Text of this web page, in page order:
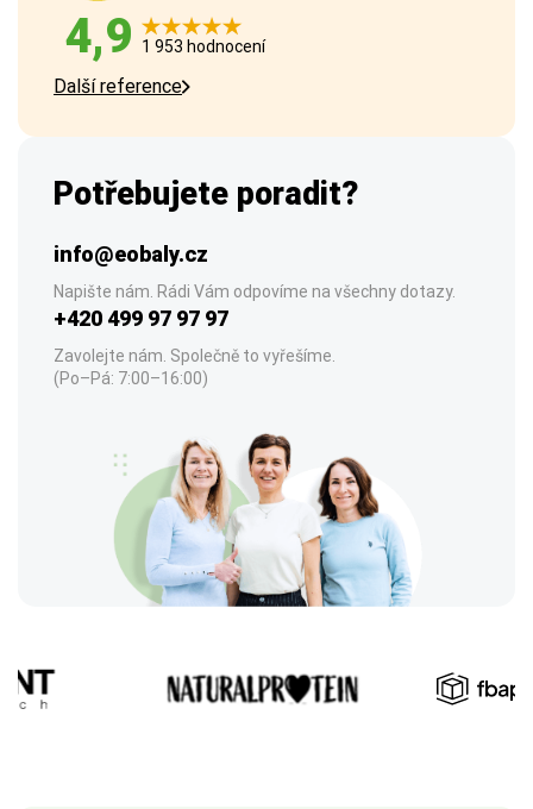
4,9 1 953 hodnocení
Další reference
Potřebujete poradit?
info@eobaly.cz
Napište nám. Rádi Vám odpovíme na všechny dotazy.
+420 499 97 97 97
Zavolejte nám. Společně to vyřešíme.
(Po–Pá: 7:00–16:00)